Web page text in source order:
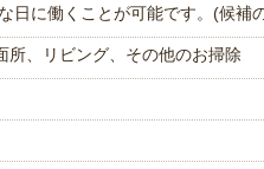
日に働くことが可能です。(候補
所、リビング、その他のお掃除